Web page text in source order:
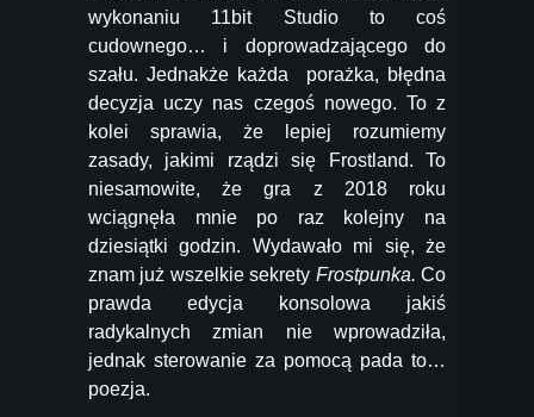
wykonaniu 11bit Studio to coś
cudownego… i doprowadzającego do
szału. Jednakże każda porażka, błędna
decyzja uczy nas czegoś nowego. To z
kolei sprawia, że lepiej rozumiemy
zasady, jakimi rządzi się Frostland. To
niesamowite, że gra z 2018 roku
wciągnęła mnie po raz kolejny na
dziesiątki godzin. Wydawało mi się, że
znam już wszelkie sekrety Frostpunka.Co
prawda edycja konsolowa jakiś
radykalnych zmian nie wprowadziła,
jednak sterowanie za pomocą pada to…
poezja.